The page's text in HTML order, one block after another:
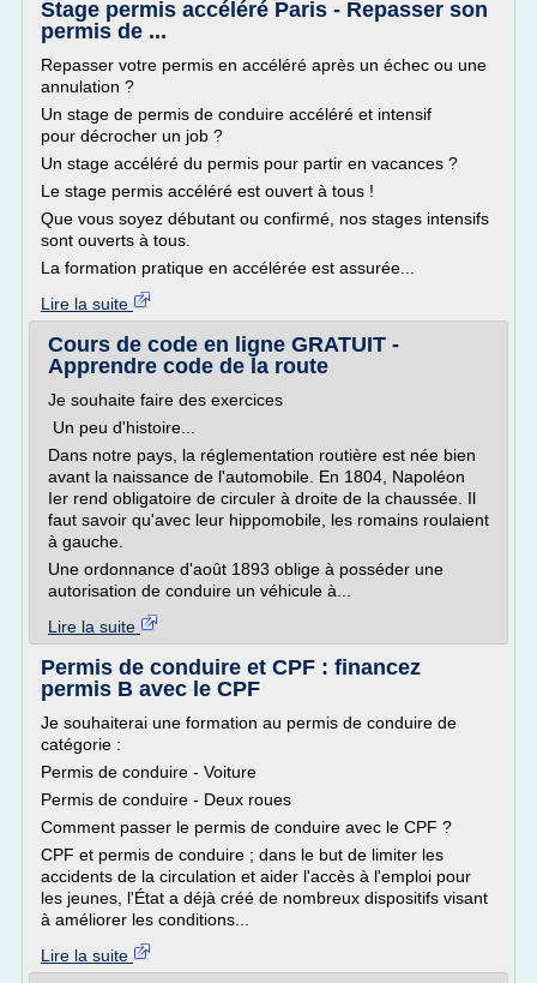
Stage permis accéléré Paris - Repasser son
permis de ...
Repasser votre permis en accéléré après un échec ou une
annulation ?
Un stage de permis de conduire accéléré et intensif
pour décrocher un job ?
Un stage accéléré du permis pour partir en vacances ?
Le stage permis accéléré est ouvert à tous !
Que vous soyez débutant ou confirmé, nos stages intensifs
sont ouverts à tous.
La formation pratique en accélérée est assurée...
Lire la suite
Cours de code en ligne GRATUIT -
Apprendre code de la route
Je souhaite faire des exercices
Un peu d'histoire...
Dans notre pays, la réglementation routière est née bien
avant la naissance de l'automobile. En 1804, Napoléon
Ier rend obligatoire de circuler à droite de la chaussée. Il
faut savoir qu'avec leur hippomobile, les romains roulaient
à gauche.
Une ordonnance d'août 1893 oblige à posséder une
autorisation de conduire un véhicule à...
Lire la suite
Permis de conduire et CPF : financez
permis B avec le CPF
Je souhaiterai une formation au permis de conduire de
catégorie :
Permis de conduire - Voiture
Permis de conduire - Deux roues
Comment passer le permis de conduire avec le CPF ?
CPF et permis de conduire ; dans le but de limiter les
accidents de la circulation et aider l'accès à l'emploi pour
les jeunes, l'État a déjà créé de nombreux dispositifs visant
à améliorer les conditions...
Lire la suite